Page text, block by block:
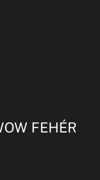
FEHÉR